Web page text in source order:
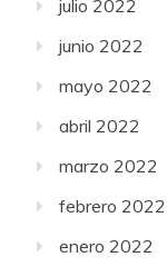
julio 2022
junio 2022
mayo 2022
abril 2022
marzo 2022
febrero 2022
enero 2022